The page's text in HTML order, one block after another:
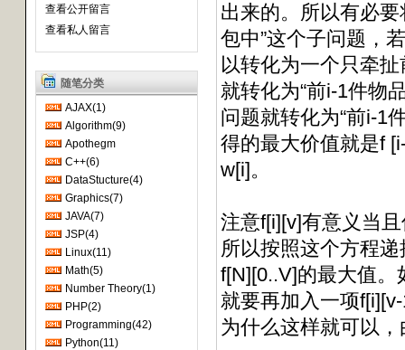
查看公开留言
查看私人留言
随笔分类
AJAX(1)
Algorithm(9)
Apothegm
C++(6)
DataStucture(4)
Graphics(7)
JAVA(7)
JSP(4)
Linux(11)
Math(5)
Number Theory(1)
PHP(2)
Programming(42)
Python(11)
出来的。所以有必
包中”这个子问题，
以转化为一个只牵
就转化为“前i-1件物
问题就转化为“前i-1
得的最大价值就是f
w[i]。
注意f[i][v]有意义当
所以按照这个方程
f[N][0..V]的最大值。
就要再加入一项
为什么这样就可以